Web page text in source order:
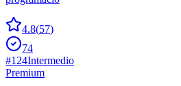
4.8(57)
74
#124Intermedio
Premium